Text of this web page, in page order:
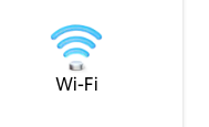
miestnosť s
vodičov.
omladenie a
prírodou.
Wi-Fi